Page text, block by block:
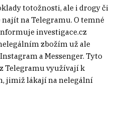
totožnosti, ale i drogy či
na Telegramu. O temné
investigace.cz
zbožím už ale
a Messenger. Tyto
Telegramu využívají k
jimiž lákají na nelegální